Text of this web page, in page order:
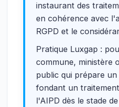
instaurant des
en cohérence avec
RGPD et le
Pratique Luxgap :
commune, ministère
public qui prépare
fondant un
l'AIPD dès le stade